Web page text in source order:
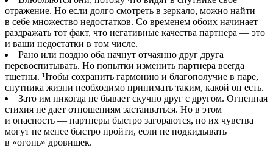
отражение. Но если долго смотреть в зеркало, можно найти
в себе множество недостатков. Со временем обоих начинает
раздражать тот факт, что негативные качества партнера — это
и ваши недостатки в том числе.
Рано или поздно оба начнут отчаянно друг друга
перевоспитывать. Но попытки изменить партнера всегда
тщетны. Чтобы сохранить гармонию и благополучие в паре,
спутника жизни необходимо принимать таким, какой он есть.
Зато им никогда не бывает скучно друг с другом. Огненная
стихия не дает отношениям застаиваться. Но в этом
и опасность — партнеры быстро загораются, но их чувства
могут не менее быстро пройти, если не подкидывать
в «огонь» дровишек.